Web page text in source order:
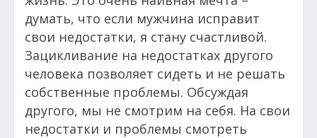
думать, что если мужчина исправит
свои недостатки, я стану счастливой.
Зацикливание на недостатках другого
человека позволяет сидеть и не решать
собственные проблемы. Обсуждая
другого, мы не смотрим на себя. На свои
недостатки и проблемы смотреть